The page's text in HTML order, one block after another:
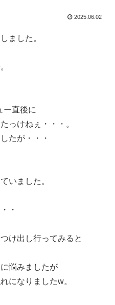
2025.06.02
ました。
ー直後に
っけねぇ・・・。
たが・・・
いました。
・
け出し行ってみると
悩みましたが
になりましたw。